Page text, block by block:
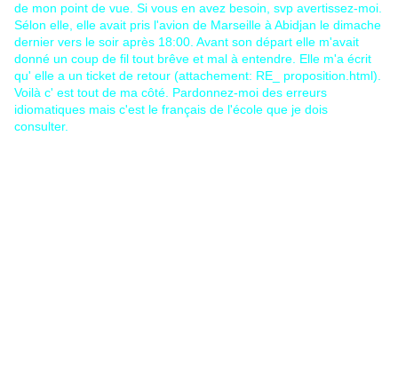
de mon point de vue. Si vous en avez besoin, svp avertissez-moi.
Sélon elle, elle avait pris l'avion de Marseille à Abidjan le dimache
dernier vers le soir après 18:00. Avant son départ elle m'avait
donné un coup de fil tout brêve et mal à entendre. Elle m'a écrit
qu' elle a un ticket de retour (attachement: RE_ proposition.html).
Voilà c' est tout de ma côté. Pardonnez-moi des erreurs
idiomatiques mais c'est le français de l'école que je dois
consulter.